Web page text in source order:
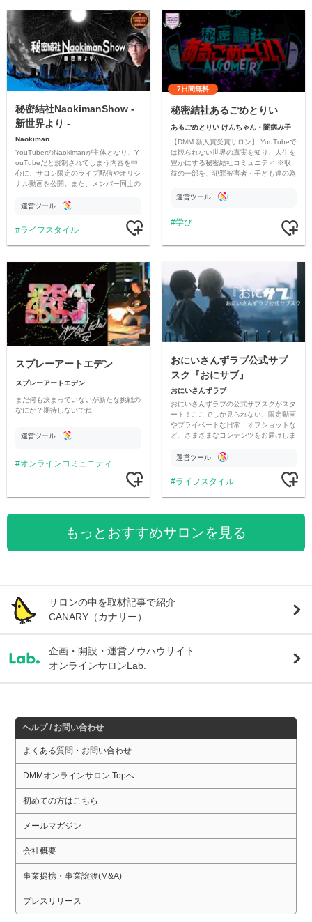
秘密結社NaokimanShow -
新世界より -
Naokiman
YouTuberのNaokimanが主体となり、Y
ouTubeだと規制されてしまう内容を中
心に、サロン限定のライブ配信やオリジ
ナル動画を公開。また、メンバー同士の
ただいています。
運営ツール
ライフスタイル
7日間無料
秘密結社あるごめとりい
あるごめとりい けんちゃん・闇病み子
【DMM 新人賞受賞サロン】 YouTubeで
は観られない世界の真実を知り、人生を
豊かにする秘密結社コミュニティ ※収
益の一部を、犯罪被害者・子ども達の為
す運営ツール
学び
スプレーアートエデン
スプレーアートエデン
まだ何も決まっていないが新たな挑戦の
なにか？期待しないでね
運営ツール
オンラインコミュニティ
おにいさんずラブ公式サブ
スク『おにサブ』
おにいさんずラブ
おにいさんずラブの公式サブスクがスタ
ート！ここでしか見られない、限定動画
やプライベートな日常、オフショットな
ど、さまざまなコンテンツをお届けしま
運営ツール
ライフスタイル
もっとおすすめサロンを見る
サロンの中を取材記事で紹介
CANARY（カナリー）
企画・開設・運営ノウハウサイト
オンラインサロンLab.
ヘルプ / お問い合わせ
よくある質問・お問い合わせ
DMMオンラインサロン Topへ
初めての方はこちら
メールマガジン
会社概要
事業提携・事業譲渡(M&A)
プレスリリース